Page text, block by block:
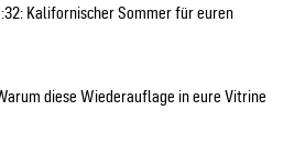
Kalifornischer Sommer für euren
Warum diese Wiederauflage in eure Vitrine